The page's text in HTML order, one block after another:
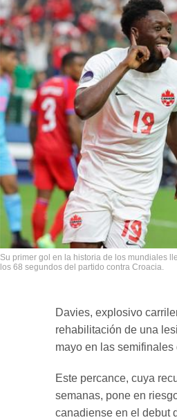
Su primer gol en la historia de los mundiales
los 68 segundos del partido contra Croacia.
Davies, explosivo
rehabilitación de una
mayo en las
Este percance, cuya
semanas, pone en
canadiense en el debut